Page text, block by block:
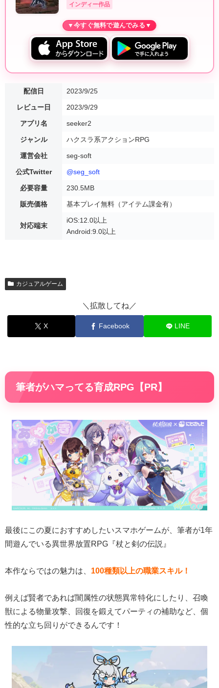
インディー作品
配信日 2023/9/25
レビュー日 2023/9/29
アプリ名 seeker2
ジャンル ハクスラ系アクションRPG
運営会社 seg-soft
公式Twitter @seg_soft
必要容量 230.5MB
販売価格 基本プレイ無料（アイテム課金有）
対応端末
iOS:12.0以上
Android:9.0以上
カジュアルゲーム
＼拡散してね／
X Facebook LINE
筆者がハマってる育成RPG【PR】
最後にこの夏におすすめしたいスマホゲームが、筆者が1年
間遊んでいる異世界放置RPG『杖と剣の伝説』
本作ならではの魅力は、 100種類以上の職業スキル！
例えば賢者であれば闇属性の状態異常特化にしたり、召喚
獣による物量攻撃、回復を鍛えてパーティの補助など、個
性的な立ち回りができるんです！